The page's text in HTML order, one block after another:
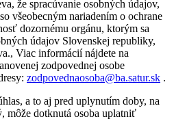
že spracúvanie osobných údajov,
všeobecným nariadením o ochrane
dozornému orgánu, ktorým sa
údajov Slovenskej republiky,
Viac informácií nájdete na
zodpovednej osobe
zodpovednaosoba@ba.satur.sk .
a to aj pred uplynutím doby, na
môže dotknutá osoba uplatniť